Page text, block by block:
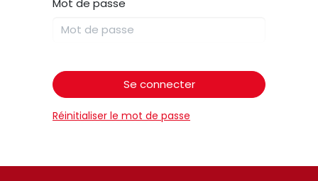
Se connecter
Réinitialiser le mot de passe